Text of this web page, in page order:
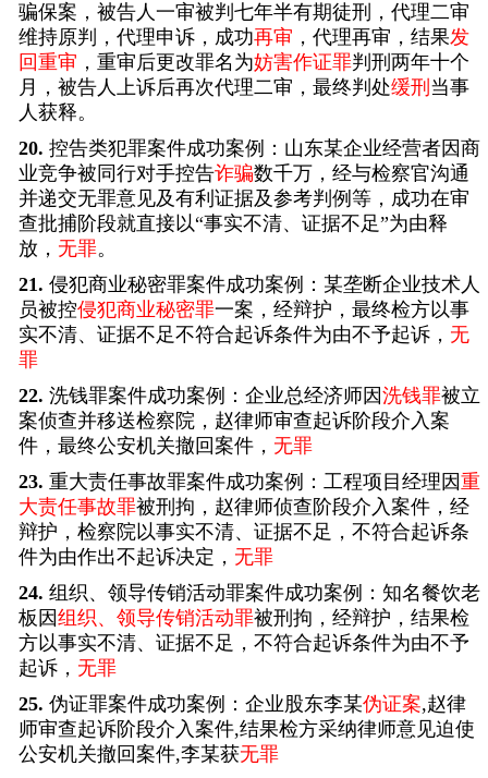
骗保案，被告人一审被判七年半有期徒刑，代理二审
维持原判，代理申诉，成功再审 ，代理再审，结果发
回重审 ，重审后更改罪名为妨害作证罪判刑两年十个
月，被告人上诉后再次代理二审，最终判处缓刑 当事
人获释。
20. 控告类犯罪案件成功案例：山东某企业经营者因商
业竞争被同行对手控告诈骗数千万，经与检察官沟通
并递交无罪意见及有利证据及参考判例等，成功在审
查批捕阶段就直接以“事实不清、证据不足”为由释
放， 无罪。
21. 侵犯商业秘密罪案件成功案例：某垄断企业技术人
员被控侵犯商业秘密罪一案，经辩护，最终检方以事
实不清、证据不足不符合起诉条件为由不予起诉， 无
罪
22. 洗钱罪案件成功案例：企业总经济师因洗钱罪被立
案侦查并移送检察院，赵律师审查起诉阶段介入案
件，最终公安机关撤回案件， 无罪
23. 重大责任事故罪案件成功案例：工程项目经理因重
大责任事故罪被刑拘，赵律师侦查阶段介入案件，经
辩护，检察院以事实不清、证据不足，不符合起诉条
件为由作出不起诉决定， 无罪
24. 组织、领导传销活动罪案件成功案例：知名餐饮老
板因组织、领导传销活动罪被刑拘，经辩护，结果检
方以事实不清、证据不足，不符合起诉条件为由不予
起诉， 无罪
25. 伪证罪案件成功案例：企业股东李某伪证案,赵律
师审查起诉阶段介入案件,结果检方采纳律师意见迫使
公安机关撤回案件,李某获无罪